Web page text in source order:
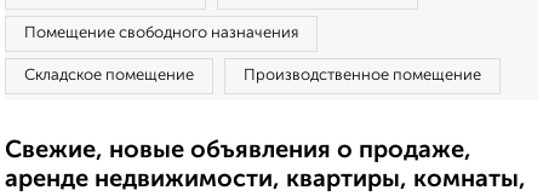
Помещение свободного назначения
Складское помещение Производственное помещение
Свежие, новые объявления о продаже,
аренде недвижимости, квартиры, комнаты,